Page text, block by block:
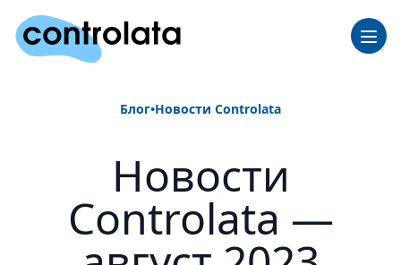
Блог•Новости Controlata
Новости
Controlata —